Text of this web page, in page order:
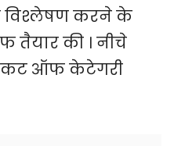
विश्लेषण करने के
तैयार की । नीचे
कट ऑफ केटेगरी